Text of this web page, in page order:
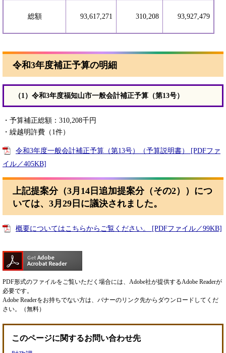
総額 93,617,271 310,208 93,927,479
令和3年度補正予算の明細
（1）令和3年度福知山市一般会計補正予算（第13号）
・予算補正総額：310,208千円
・繰越明許費（1件）
令和3年度一般会計補正予算（第13号）（予算説明書） [PDFファ
イル／405KB]
上記提案分（3月14日追加提案分（その2））につ
いては、3月29日に議決されました。
概要についてはこちらからご覧ください。 [PDFファイル／99KB]
PDF形式のファイルをご覧いただく場合には、Adobe社が提供するAdobe Readerが
必要です。
Adobe Readerをお持ちでない方は、バナーのリンク先からダウンロードしてくだ
さい。（無料）
このページに関するお問い合わせ先